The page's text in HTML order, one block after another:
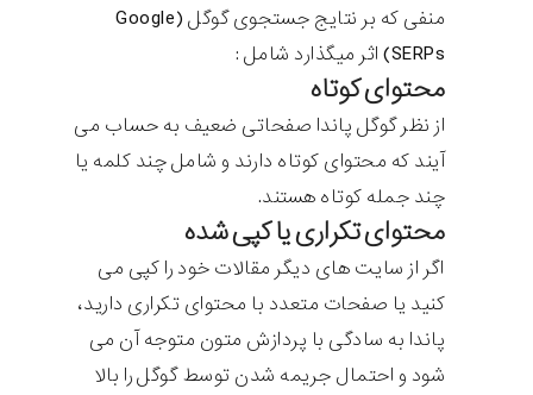
منفی که بر نتایج جستجوی گوگل (Google
SERPs) اثر میگذارد شامل :
محتوای کوتاه
از نظر گوگل پاندا صفحاتی ضعیف به حساب می
آیند که محتوای کوتاه دارند و شامل چند کلمه یا
چند جمله کوتاه هستند.
محتوای تکراری یا کپی شده
اگر از سایت های دیگر مقالات خود را کپی می
کنید یا صفحات متعدد با محتوای تکراری دارید،
پاندا به سادگی با پردازش متون متوجه آن می
شود و احتمال جریمه شدن توسط گوگل را بالا